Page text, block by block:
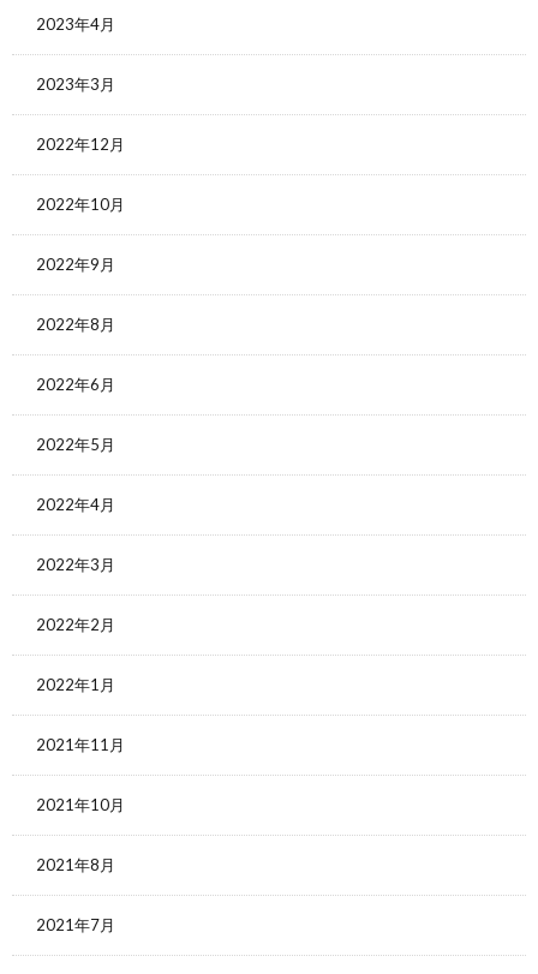
2023年4月
2023年3月
2022年12月
2022年10月
2022年9月
2022年8月
2022年6月
2022年5月
2022年4月
2022年3月
2022年2月
2022年1月
2021年11月
2021年10月
2021年8月
2021年7月